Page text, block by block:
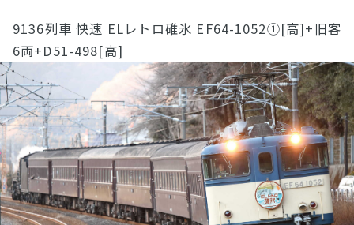
9136列車 快速 ELレトロ碓氷 EF64-1052①[高]+旧客
6両+D51-498[高]